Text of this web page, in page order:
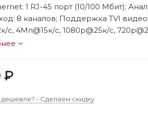
1 RJ-45 порт (10/100 Мбит);
8 каналов; Поддержка TVI
с, 4Мп@15к/с, 1080p@25к/с,
₽
- Сделаем скидку